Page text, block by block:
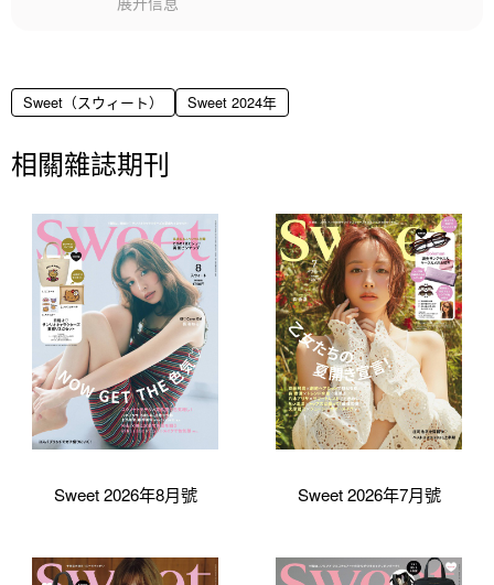
Sweet（スウィート） Sweet 2024年
相關雜誌期刊
Sweet 2026年8月號 Sweet 2026年7月號